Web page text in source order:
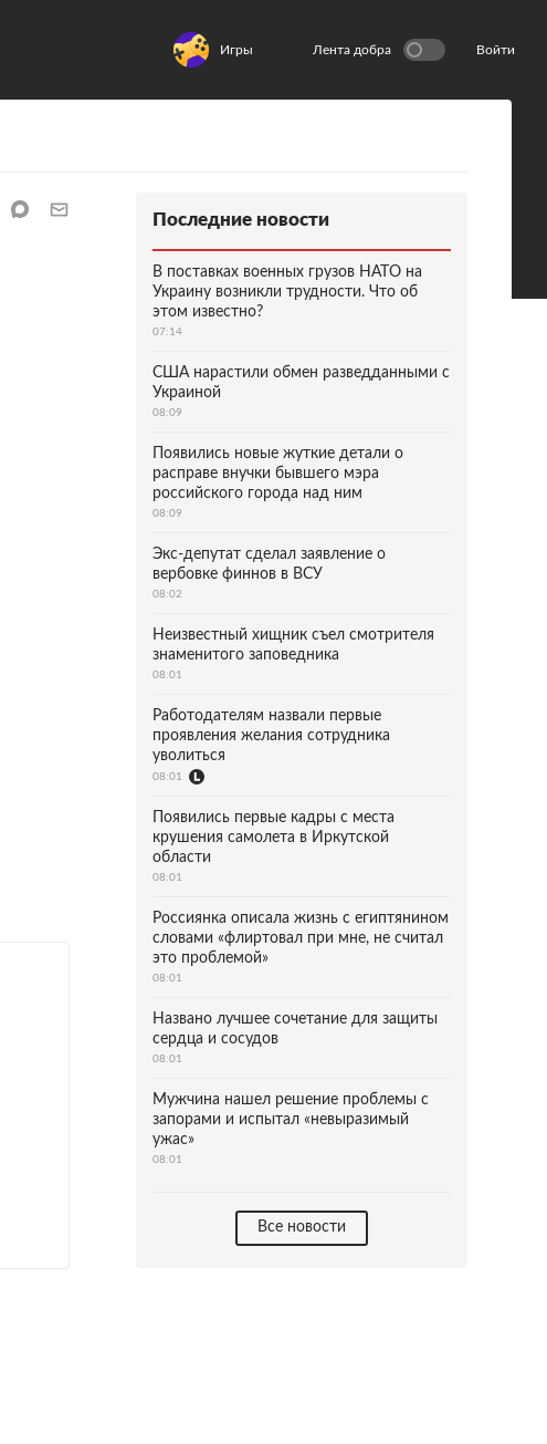
Игры Лента добра Войти
Последние новости
В поставках военных грузов НАТО на
Украину возникли трудности. Что об
этом известно?
07:14
США нарастили обмен разведданными с
Украиной
08:09
Появились новые жуткие детали о
расправе внучки бывшего мэра
российского города над ним
08:09
Экс-депутат сделал заявление о
вербовке финнов в ВСУ
08:02
Неизвестный хищник съел смотрителя
знаменитого заповедника
08:01
Работодателям назвали первые
проявления желания сотрудника
уволиться
08:01
Появились первые кадры с места
крушения самолета в Иркутской
области
08:01
Россиянка описала жизнь с египтянином
словами «флиртовал при мне, не считал
это проблемой»
08:01
Названо лучшее сочетание для защиты
сердца и сосудов
08:01
Мужчина нашел решение проблемы с
запорами и испытал «невыразимый
ужас»
08:01
Все новости